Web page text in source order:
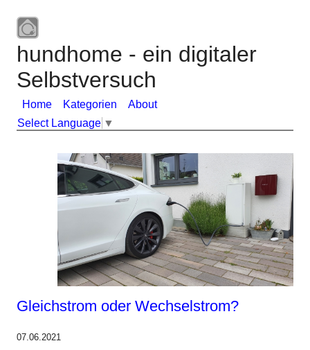
hundhome - ein digitaler
Selbstversuch
Home Kategorien
About
Select Language ▼
Gleichstrom oder Wechselstrom?
07.06.2021